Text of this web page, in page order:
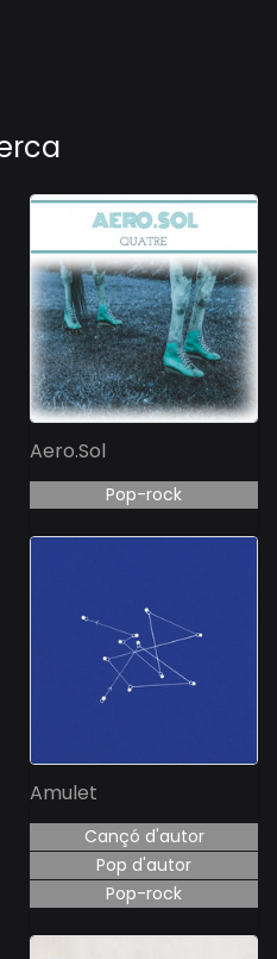
Aero.Sol
Pop-rock
Amulet
Cançó d'autor
Pop d'autor
Pop-rock